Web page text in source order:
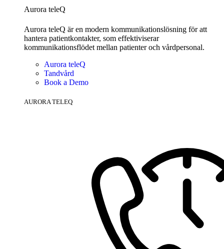
Aurora teleQ
Aurora teleQ är en modern kommunikationslösning för att
hantera patientkontakter, som effektiviserar
kommunikationsflödet mellan patienter och vårdpersonal.
Aurora teleQ
Tandvård
Book a Demo
AURORA TELEQ